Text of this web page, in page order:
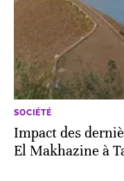
SOCIÉTÉ
Impact des
El Makhazine à